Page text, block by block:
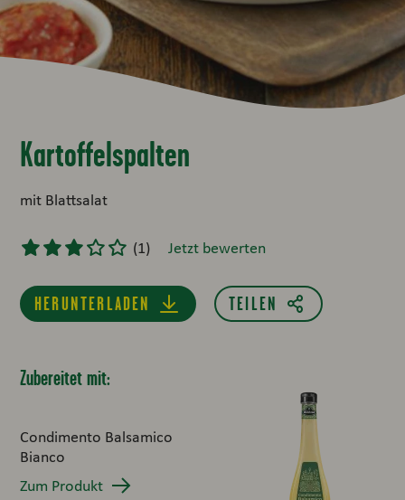
Kartoffelspalten
mit Blattsalat
(1) Jetzt bewerten
HERUNTERLADEN
Zubereitet mit:
Condimento Balsamico
Bianco
Zum Produkt